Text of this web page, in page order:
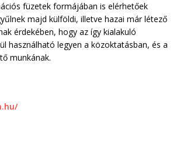
füzetek formájában is elérhetőek
majd külföldi, illetve hazai már létező
érdekében, hogy az így kialakuló
használható legyen a közoktatásban, és a
munkának.